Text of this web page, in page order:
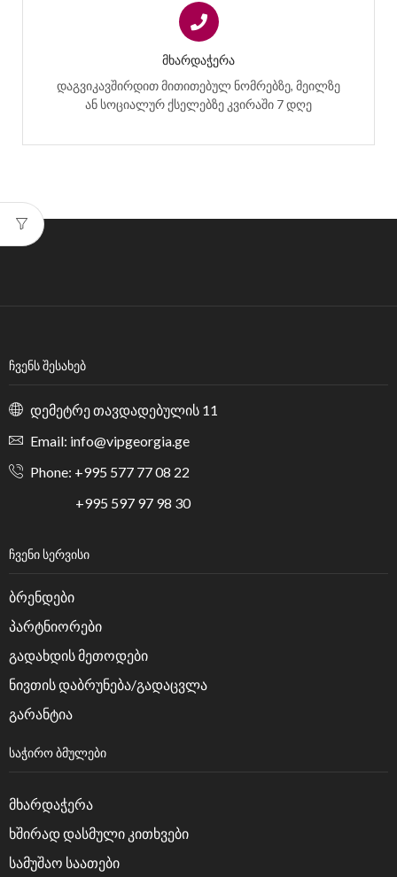
ᲛᲮᲐᲠᲓᲐᲭᲔᲠᲐ
დაგვიკავშირდით მითითებულ ნომრებზე, მეილზე
ან სოციალურ ქსელებზე კვირაში 7 დღე
ᲩᲕᲔᲜᲡ ᲨᲔᲡᲐᲮᲔᲑ
დემეტრე თავდადებულის 11
Email: info@vipgeorgia.ge
Phone: +995 577 77 08 22
+995 597 97 98 30
ᲩᲕᲔᲜᲘ ᲡᲔᲠᲕᲘᲡᲘ
ბრენდები
პარტნიორები
გადახდის მეთოდები
ნივთის დაბრუნება/გადაცვლა
გარანტია
ᲡᲐᲭᲘᲠᲝ ᲑᲛᲣᲚᲔᲑᲘ
მხარდაჭერა
ხშირად დასმული კითხვები
სამუშაო საათები